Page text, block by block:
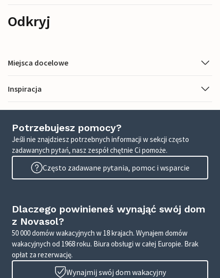
Odkryj
Miejsca docelowe
Inspiracja
Potrzebujesz pomocy?
Jeśli nie znajdziesz potrzebnych informacji w sekcji często
zadawanych pytań, nasz zespół chętnie Ci pomoże.
Często zadawane pytania, pomoc i wsparcie
Dlaczego powinieneś wynająć swój dom
z Novasol?
50 000 domów wakacyjnych w 18 krajach. Wynajem domów
wakacyjnych od 1968 roku. Biura obsługi w całej Europie. Brak
opłat za rezerwację.
Wynajmij swój dom wakacyjny